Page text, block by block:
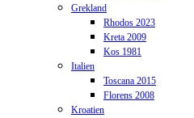
Grekland
Rhodos 2023
Kreta 2009
Kos 1981
Italien
Toscana 2015
Florens 2008
Kroatien